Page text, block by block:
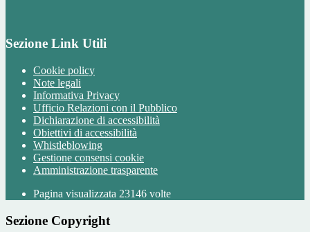
Sezione Link Utili
Cookie policy
Note legali
Informativa Privacy
Ufficio Relazioni con il Pubblico
Dichiarazione di accessibilità
Obiettivi di accessibilità
Whistleblowing
Gestione consensi cookie
Amministrazione trasparente
Pagina visualizzata 23146 volte
Sezione Copyright